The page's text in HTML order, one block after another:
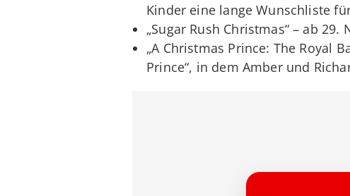
Kinder eine lange Wunschliste
„Sugar Rush Christmas“ – ab
„A Christmas Prince: The Royal
Prince“, in dem Amber und